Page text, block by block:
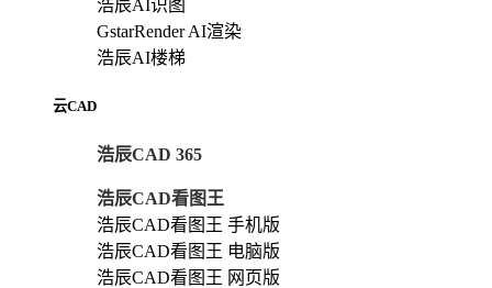
浩辰AI识图
GstarRender AI渲染
浩辰AI楼梯
云CAD
浩辰CAD 365
浩辰CAD看图王
浩辰CAD看图王 手机版
浩辰CAD看图王 电脑版
浩辰CAD看图王 网页版